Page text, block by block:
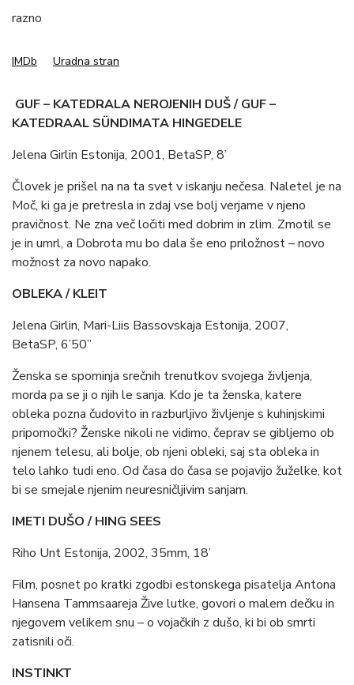
razno
IMDb Uradna stran
GUF – KATEDRALA NEROJENIH DUŠ / GUF –
KATEDRAAL SÜNDIMATA HINGEDELE
Jelena Girlin Estonija, 2001, BetaSP, 8’
Človek je prišel na na ta svet v iskanju nečesa. Naletel je na
Moč, ki ga je pretresla in zdaj vse bolj verjame v njeno
pravičnost. Ne zna več ločiti med dobrim in zlim. Zmotil se
je in umrl, a Dobrota mu bo dala še eno priložnost – novo
možnost za novo napako.
OBLEKA / KLEIT
Jelena Girlin, Mari-Liis Bassovskaja Estonija, 2007,
BetaSP, 6’50’’
Ženska se spominja srečnih trenutkov svojega življenja,
morda pa se ji o njih le sanja. Kdo je ta ženska, katere
obleka pozna čudovito in razburljivo življenje s kuhinjskimi
pripomočki? Ženske nikoli ne vidimo, čeprav se gibljemo ob
njenem telesu, ali bolje, ob njeni obleki, saj sta obleka in
telo lahko tudi eno. Od časa do časa se pojavijo žuželke, kot
bi se smejale njenim neuresničljivim sanjam.
IMETI DUŠO / HING SEES
Riho Unt Estonija, 2002, 35mm, 18’
Film, posnet po kratki zgodbi estonskega pisatelja Antona
Hansena Tammsaareja Žive lutke, govori o malem dečku in
njegovem velikem snu – o vojačkih z dušo, ki bi ob smrti
zatisnili oči.
INSTINKT